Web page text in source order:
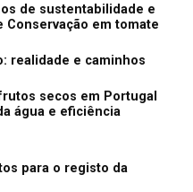
de sustentabilidade e
em tomate
realidade e caminhos
secos em Portugal
água e eficiência
para o registo da